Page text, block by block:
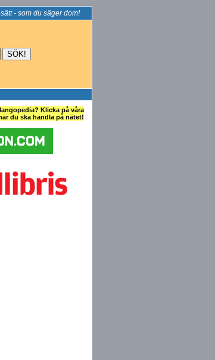
- som du säger dom!
Klicka på våra
du ska handla på nätet!